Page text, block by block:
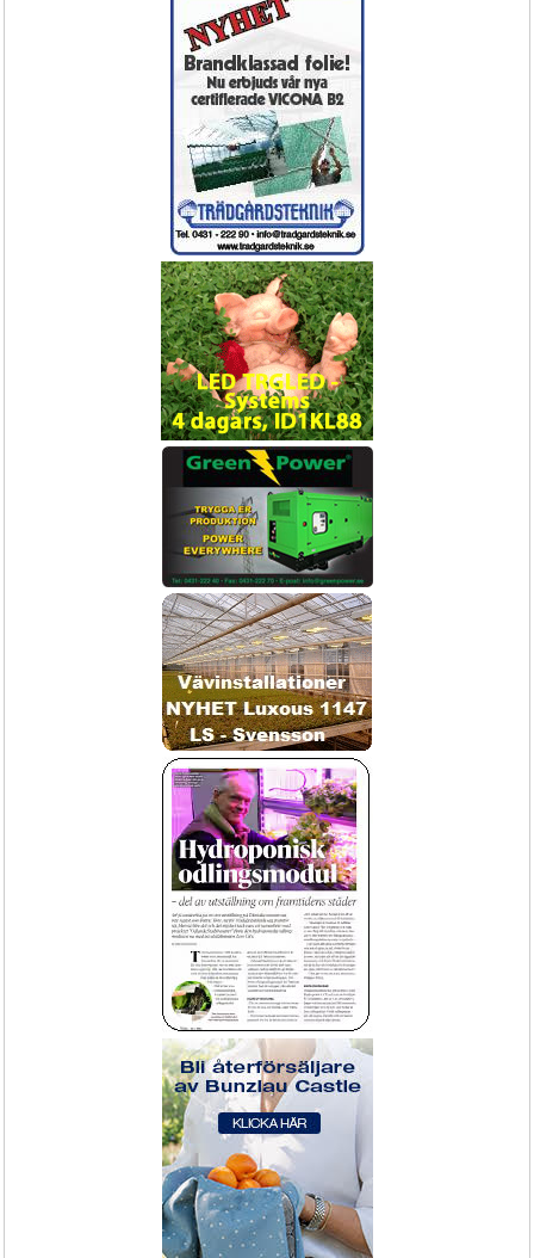
15%
Bevattning droppslang kit för trädgård
Bevattningskit med kopplingar och
Rainbird Bevattningsautomatik
kontroller för inomhus/utomhus ESP-
RZX & ESP-TM2 serie
Bevattningsautomatik för säkra drift
49.-
Skyddsoverall
Skyddsoverall engångs
Hand driven sopmaskin för industri
SWEEPER
Städmaskin
Köp Nu!
Elverk Honda EU22i inverter
Godkänt belastningsprov!
Bevattningstunnel för blomstervagnar
containervagnar CC
Uppvattning av plantor och brätten
ger ökad försäljning med miskat
Fran 1195,-
Transportvagn / CC-vagn /
Containervagn - basenhet inkl stolpar
exkl hyllplan
Inkl. hjul och stolpar.
Bevattning slang och strilar